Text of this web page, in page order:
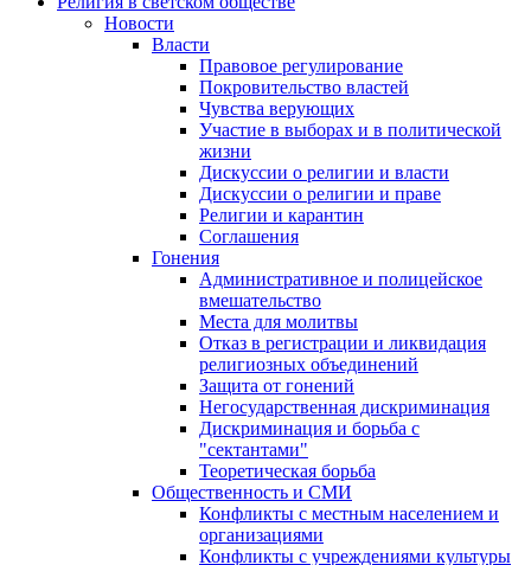
Новости
Власти
Правовое регулирование
Покровительство властей
Чувства верующих
Участие в выборах и в политической
жизни
Дискуссии о религии и власти
Дискуссии о религии и праве
Религии и карантин
Соглашения
Гонения
Административное и полицейское
вмешательство
Места для молитвы
Отказ в регистрации и ликвидация
религиозных объединений
Защита от гонений
Негосударственная дискриминация
Дискриминация и борьба с
"сектантами"
Теоретическая борьба
Общественность и СМИ
Конфликты с местным населением и
организациями
Конфликты с учреждениями культуры